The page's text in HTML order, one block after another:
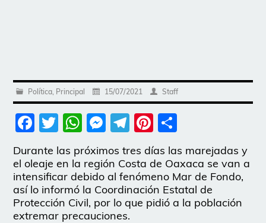
Política Principal 15/07/2021 Staff
Facebook
Twitter
WhatsApp
Messenger
Telegram
Pinterest
Durante las próximos tres días las marejadas y
el oleaje en la región Costa de Oaxaca se van a
intensificar debido al fenómeno Mar de Fondo,
así lo informó la Coordinación Estatal de
Protección Civil, por lo que pidió a la población
extremar precauciones.